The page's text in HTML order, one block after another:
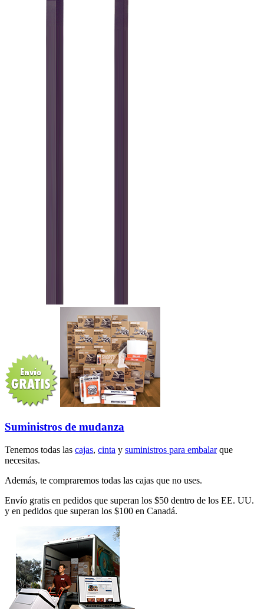
Suministros de mudanza
Tenemos todas las cajas, cinta y suministros para embalarque
necesitas.
Además, te compraremos todas las cajas que no uses.
Envío gratis en pedidos que superan los $50 dentro de los EE. UU.
y en pedidos que superan los $100 en Canadá.